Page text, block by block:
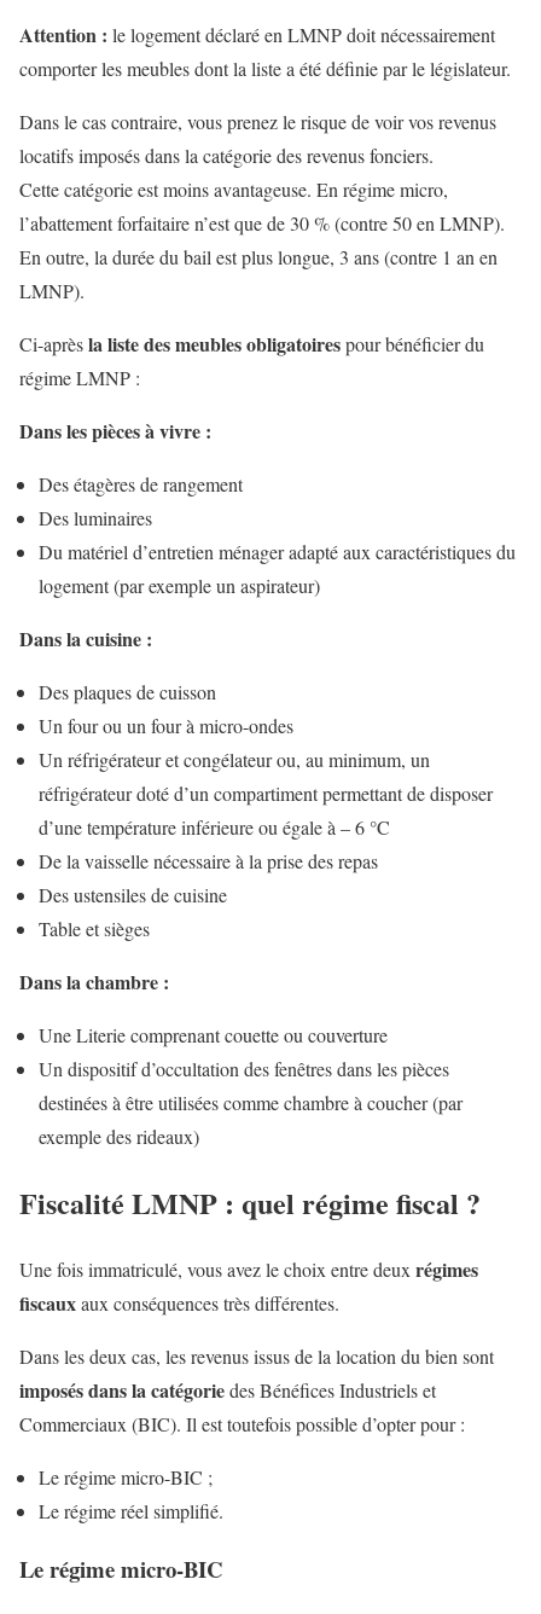
Attention : le logement déclaré en LMNP doit nécessairement
comporter les meubles dont la liste a été définie par le législateur.
Dans le cas contraire, vous prenez le risque de voir vos revenus
locatifs imposés dans la catégorie des revenus fonciers.
Cette catégorie est moins avantageuse. En régime micro,
l’abattement forfaitaire n’est que de 30 % (contre 50 en LMNP).
En outre, la durée du bail est plus longue, 3 ans (contre 1 an en
LMNP).
Ci-aprèsla liste des meubles obligatoirespour bénéficier du
régime LMNP :
Dans les pièces à vivre :
Des étagères de rangement
Des luminaires
Du matériel d’entretien ménager adapté aux caractéristiques du
logement (par exemple un aspirateur)
Dans la cuisine :
Des plaques de cuisson
Un four ou un four à micro-ondes
Un réfrigérateur et congélateur ou, au minimum, un
réfrigérateur doté d’un compartiment permettant de disposer
d’une température inférieure ou égale à – 6 °C
De la vaisselle nécessaire à la prise des repas
Des ustensiles de cuisine
Table et sièges
Dans la chambre :
Une Literie comprenant couette ou couverture
Un dispositif d’occultation des fenêtres dans les pièces
destinées à être utilisées comme chambre à coucher (par
exemple des rideaux)
Fiscalité LMNP : quel régime fiscal ?
Une fois immatriculé, vous avez le choix entre deux régimes
fiscauxaux conséquences très différentes.
Dans les deux cas, les revenus issus de la location du bien sont
imposés dans la catégoriedes Bénéfices Industriels et
Commerciaux (BIC). Il est toutefois possible d’opter pour :
Le régime micro-BIC ;
Le régime réel simplifié.
Le régime micro-BIC